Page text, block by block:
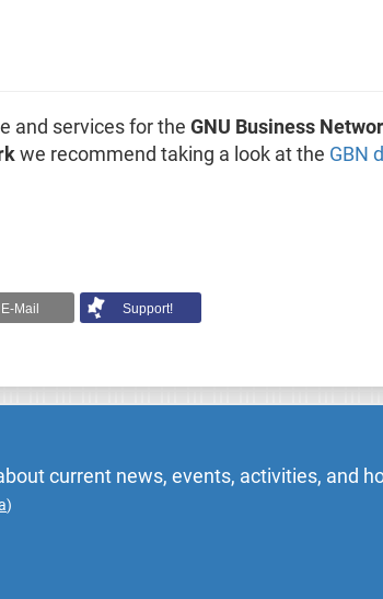
and services for the GNU Business
we recommend taking a look at the GBN
E-Mail
Support!
current news, events, activities, and
)